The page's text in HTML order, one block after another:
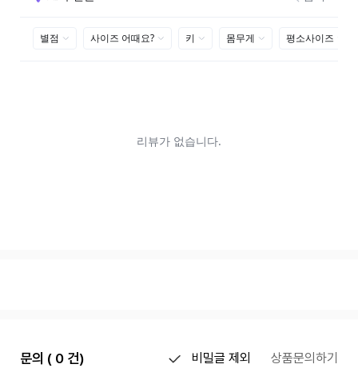
문의 ( 0 건) 비밀글 제외 상품문의하기